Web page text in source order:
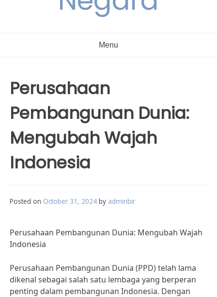
Menu
Perusahaan
Pembangunan Dunia:
Mengubah Wajah
Indonesia
Posted on October 31, 2024 by adminbir
Perusahaan Pembangunan Dunia: Mengubah Wajah
Indonesia
Perusahaan Pembangunan Dunia (PPD) telah lama
dikenal sebagai salah satu lembaga yang berperan
penting dalam pembangunan Indonesia. Dengan